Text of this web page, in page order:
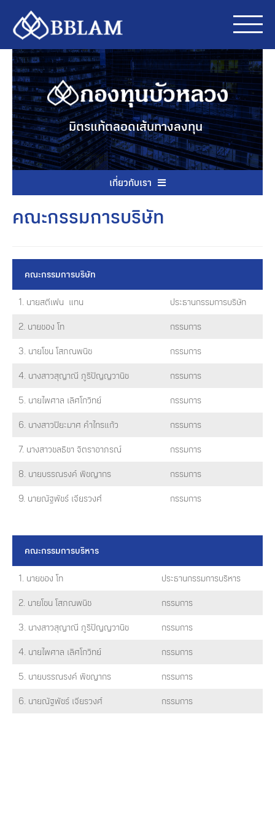
มิตรแท้ตลอดเส้นทางลงทุน
เกี่ยวกับเรา
คณะกรรมการบริษัท
คณะกรรมการบริษัท
1. นายสตีเฟน แทน
ประธานกรรมการบริษัท
2. นายชอง โท
กรรมการ
3. นายโชน โสภณพนิช
กรรมการ
4. นางสาวสุญาณี ภูริปัญญวานิช
กรรมการ
5. นายไพศาล เลิศโกวิทย์
กรรมการ
6. นางสาวปิยะมาศ คำไทรแก้ว
กรรมการ
7. นางสาวชลธิชา จิตราอาภรณ์
กรรมการ
8. นายบรรณรงค์ พิชญากร
กรรมการ
9. นายณัฐพัชร์ เจียรวงศ์
กรรมการ
คณะกรรมการบริหาร
1. นายชอง โท
ประธานกรรมการบริหาร
2. นายโชน โสภณพนิช
กรรมการ
3. นางสาวสุญาณี ภูริปัญญวานิช
กรรมการ
4. นายไพศาล เลิศโกวิทย์
กรรมการ
5. นายบรรณรงค์ พิชญากร
กรรมการ
6. นายณัฐพัชร์ เจียรวงศ์
กรรมการ